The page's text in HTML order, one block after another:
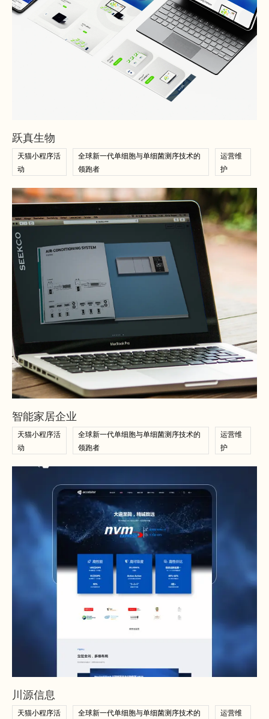
跃真生物
天猫小程序活
动
全球新一代单细胞与单细菌测序技术的
领跑者
运营维
护
查看案例
查看案例
智能家居企业
天猫小程序活
动
全球新一代单细胞与单细菌测序技术的
领跑者
运营维
护
查看案例
川源信息
天猫小程序活 全球新一代单细胞与单细菌测序技术的 运营维